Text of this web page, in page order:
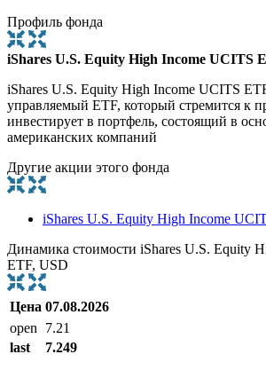
Профиль фонда
iShares U.S. Equity High Income UCITS
iShares U.S. Equity High Income UCITS
управляемый ETF, который стремится к
инвестирует в портфель, состоящий в
американских компаний
Другие акции этого фонда
iShares U.S. Equity High Income
Динамика стоимости iShares U.S. Equity
ETF, USD
Цена 07.08.2026
open
7.21
last
7.249